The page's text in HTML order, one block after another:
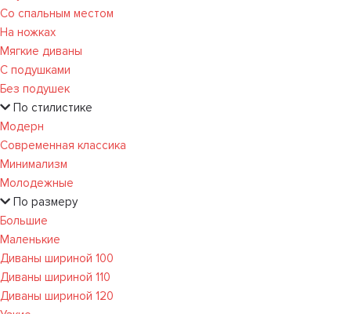
Со спальным местом
На ножках
Мягкие диваны
С подушками
Без подушек
По стилистике
Модерн
Современная классика
Минимализм
Молодежные
По размеру
Большие
Маленькие
Диваны шириной 100
Диваны шириной 110
Диваны шириной 120